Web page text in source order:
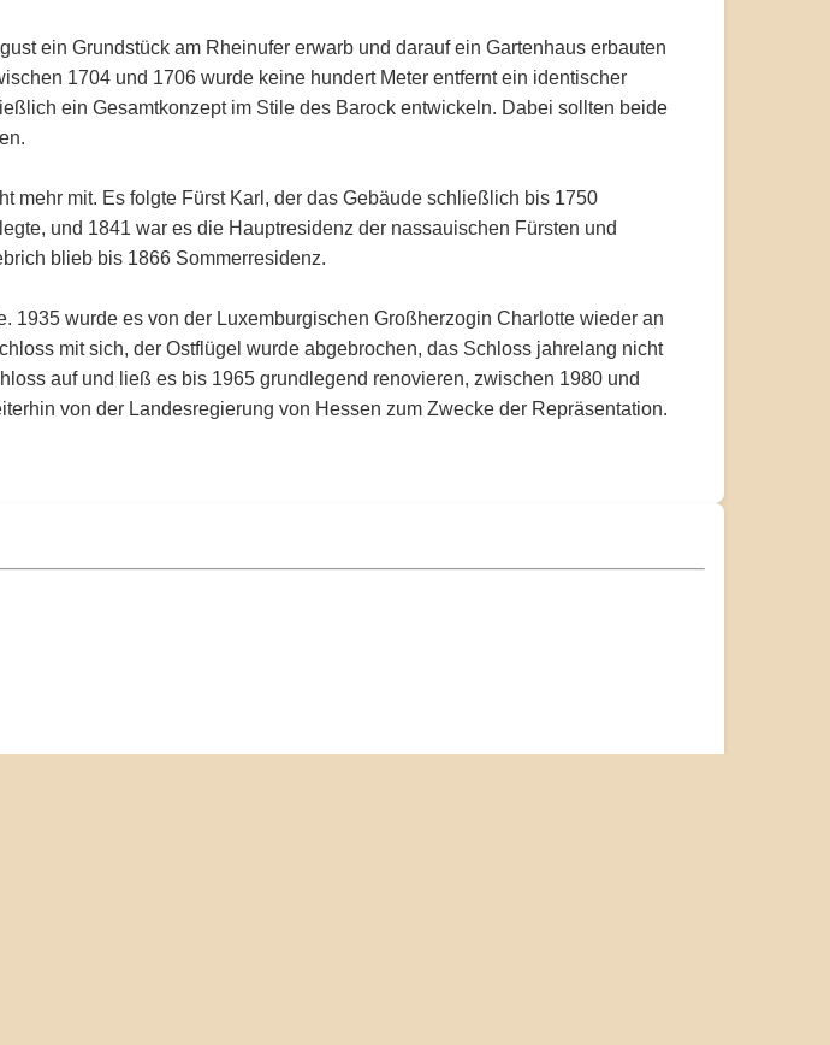
ein Grundstück am Rheinufer erwarb und darauf ein Gartenhaus erbauten
1704 und 1706 wurde keine hundert Meter entfernt ein identischer
ein Gesamtkonzept im Stile des Barock entwickeln. Dabei sollten beide
mehr mit. Es folgte Fürst Karl, der das Gebäude schließlich bis 1750
und 1841 war es die Hauptresidenz der nassauischen Fürsten und
blieb bis 1866 Sommerresidenz.
wurde es von der Luxemburgischen Großherzogin Charlotte wieder an
mit sich, der Ostflügel wurde abgebrochen, das Schloss jahrelang nicht
auf und ließ es bis 1965 grundlegend renovieren, zwischen 1980 und
von der Landesregierung von Hessen zum Zwecke der Repräsentation.